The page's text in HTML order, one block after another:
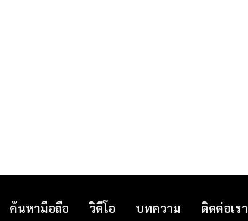
ค้นหามือถือ วิดีโอ บทความ ติดต่อเรา